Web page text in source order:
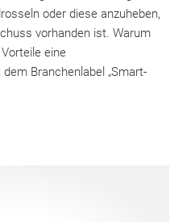
oder diese anzuheben,
vorhanden ist. Warum
eine
Branchenlabel „Smart-